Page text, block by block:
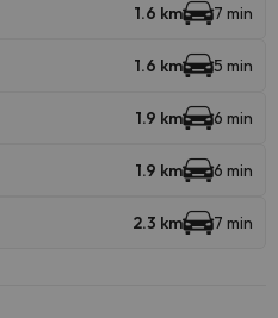
1.6 km 7 min
1.6 km 5 min
1.9 km 6 min
1.9 km 6 min
2.3 km 7 min